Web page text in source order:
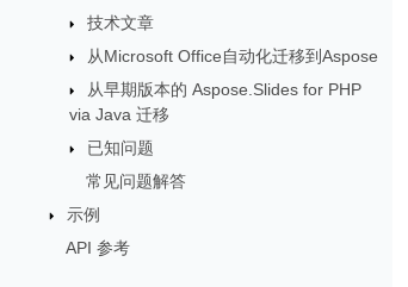
技术文章
从Microsoft Office自动化迁移到Aspose
从早期版本的 Aspose.Slides for PHP
via Java 迁移
已知问题
常见问题解答
示例
API 参考